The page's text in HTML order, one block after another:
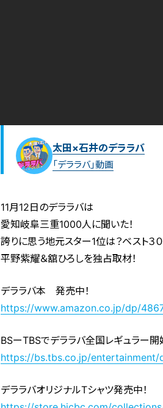
太田×石井のデララバ
「デララバ」動画
11月12日のデララバは
愛知岐阜三重1000人に聞いた！
誇りに思う地元スター1位は？ベスト３
平野紫耀＆舘ひろしを独占取材！
デララバ本 発売中！
https://www.amazon.co.jp/dp/
BSーTBSでデララバ全国レギュラー開
https://bs.tbs.co.jp/entertainment/
デララバオリジナルTシャツ発売中！